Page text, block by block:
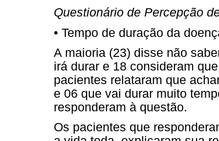
Questionário de Percepção
• Tempo de duração da
A maioria (23) disse não
irá durar e 18 consideram
pacientes relataram que
e 06 que vai durar muito
responderam à questão.
Os pacientes que